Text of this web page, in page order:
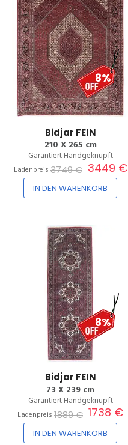
8%
Bidjar FEIN
210 X 265 cm
Garantiert Handgeknüpft
Ladenpreis3749 € 3449 €
IN DEN WARENKORB
8%
Bidjar FEIN
73 X 239 cm
Garantiert Handgeknüpft
Ladenpreis 1889 € 1738 €
IN DEN WARENKORB